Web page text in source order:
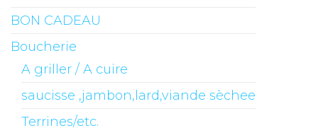
BON CADEAU
Boucherie
A griller / A cuire
saucisse ,jambon,lard,viande sèchee
Terrines/etc.